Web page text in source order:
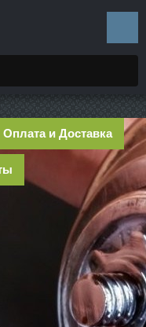
Оплата и Доставка